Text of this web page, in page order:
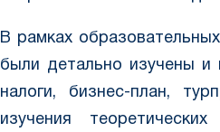
В рамках
были детально изучены и
налоги, бизнес-план,
изучения